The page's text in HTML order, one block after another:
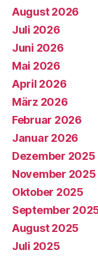
August 2026
Juli 2026
Juni 2026
Mai 2026
April 2026
März 2026
Februar 2026
Januar 2026
Dezember 2025
November 2025
Oktober 2025
September
August 2025
Juli 2025